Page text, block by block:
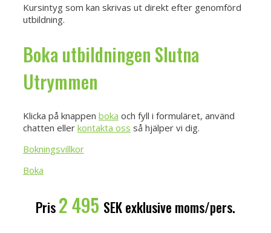
Kursintyg som kan skrivas ut direkt efter genomförd
utbildning.
Boka utbildningen Slutna
Utrymmen
Klicka på knappen boka och fyll i formuläret, använd
chatten eller kontakta oss så hjälper vi dig.
Bokningsvillkor
Boka
Pris2 495 SEK exklusive moms/pers.